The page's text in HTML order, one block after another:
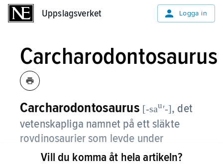
Uppslagsverket Logga in
Carcharodontosaurus
Carcharodontosaurus [-sauʹ-], det
vetenskapliga namnet på ett släkte
rovdinosaurier som levde under
mellersta krita (för ca 110–90 miljoner
Vill du komma åt hela artikeln?